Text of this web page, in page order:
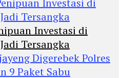
Investasi di
Tersangka